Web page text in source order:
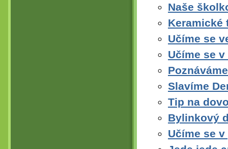
Naše
Keramické
Učíme se
Učíme se
Slavíme
Tip na
Bylinkový
Učíme se